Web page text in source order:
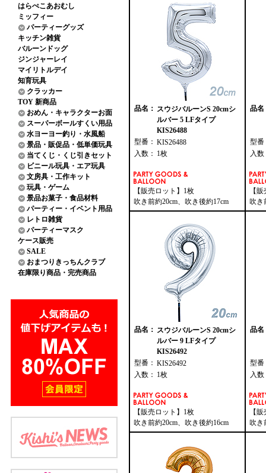
はらぺこあおむし
ミッフィー
パーティーグッズ
キッチン雑貨
バルーンドッグ
ジンジャーレイ
マイリトルデイ
知育玩具
クラッカー
TOY 新商品
おめん・キャラクターお面
スーパーボールすくい用品
水ヨーヨー釣り・水風船
景品・販促品・低単価玩具
当てくじ・くじ引きセット
ビニール玩具・エア玩具
文房具・工作キット
玩具・ゲーム
景品お菓子・食品材料
パーティー・イベント用品
レトロ雑貨
パーティーマスク
ケース販売
SALE
おまつりきっちんクラブ
在庫限り商品・完売商品
品名： スウジバルーンS 20cmシ
ルバー 5 LFタイプ
KIS26488
型番： KIS26488
入数： 1枚
【販売ロット】1枚
吹き前約20cm、吹き後約17cm
品名
型番
入数
【
吹
品名： スウジバルーンS 20cmシ
ルバー 9 LFタイプ
KIS26492
型番： KIS26492
入数： 1枚
【販売ロット】1枚
吹き前約20cm、吹き後約16cm
品名
型番
入数
【
吹